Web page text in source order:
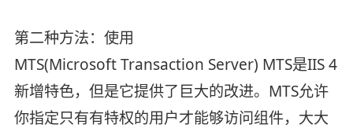
第二种方法：使用
MTS(Microsoft Transaction Server) MTS是IIS 4
新增特色，但是它提供了巨大的改进。MTS允许
你指定只有有特权的用户才能够访问组件，大大